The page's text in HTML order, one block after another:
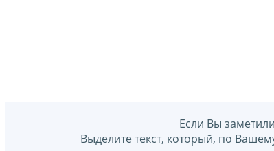
Если Вы
Выделите текст, который, по